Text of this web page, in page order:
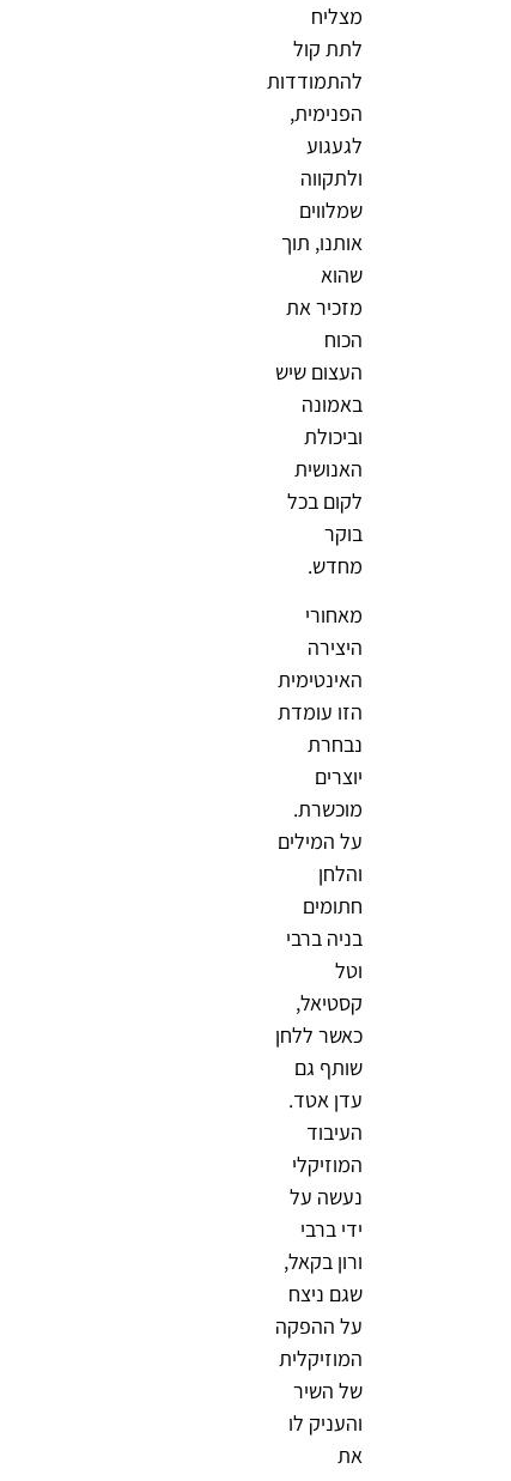
מצליח
לתת קול
להתמודדות
הפנימית,
לגעגוע
ולתקווה
שמלווים
אותנו, תוך
שהוא
מזכיר את
הכוח
העצום שיש
באמונה
וביכולת
האנושית
לקום בכל
בוקר
מחדש.
מאחורי
היצירה
האינטימית
הזו עומדת
נבחרת
יוצרים
מוכשרת.
על המילים
והלחן
חתומים
בניה ברבי
וטל
קסטיאל,
כאשר ללחן
שותף גם
עדן אטד.
העיבוד
המוזיקלי
נעשה על
ידי ברבי
ורון בקאל,
שגם ניצח
על ההפקה
המוזיקלית
של השיר
והעניק לו
את